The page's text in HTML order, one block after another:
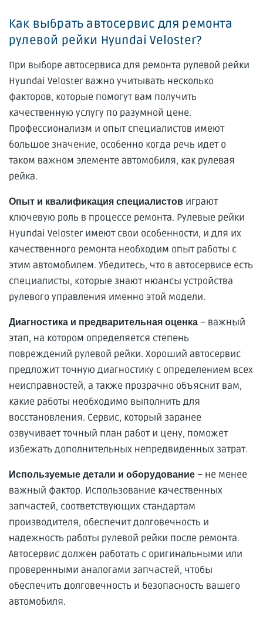
Как выбрать автосервис для ремонта
рулевой рейки Hyundai Veloster?
При выборе автосервиса для ремонта рулевой рейки
Hyundai Veloster важно учитывать несколько
факторов, которые помогут вам получить
качественную услугу по разумной цене.
Профессионализм и опыт специалистов имеют
большое значение, особенно когда речь идет о
таком важном элементе автомобиля, как рулевая
рейка.
Опыт и квалификация специалистов играют
ключевую роль в процессе ремонта. Рулевые рейки
Hyundai Veloster имеют свои особенности, и для их
качественного ремонта необходим опыт работы с
этим автомобилем. Убедитесь, что в автосервисе есть
специалисты, которые знают нюансы устройства
рулевого управления именно этой модели.
Диагностика и предварительная оценка – важный
этап, на котором определяется степень
повреждений рулевой рейки. Хороший автосервис
предложит точную диагностику с определением всех
неисправностей, а также прозрачно объяснит вам,
какие работы необходимо выполнить для
восстановления. Сервис, который заранее
озвучивает точный план работ и цену, поможет
избежать дополнительных непредвиденных затрат.
Используемые детали и оборудование – не менее
важный фактор. Использование качественных
запчастей, соответствующих стандартам
производителя, обеспечит долговечность и
надежность работы рулевой рейки после ремонта.
Автосервис должен работать с оригинальными или
проверенными аналогами запчастей, чтобы
обеспечить долговечность и безопасность вашего
автомобиля.